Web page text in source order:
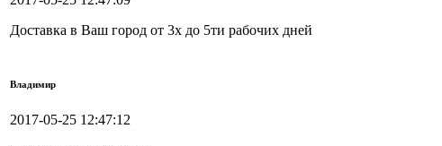
Доставка в Ваш город от 3х до 5ти рабочих дней
Владимир
2017-05-25 12:47:12